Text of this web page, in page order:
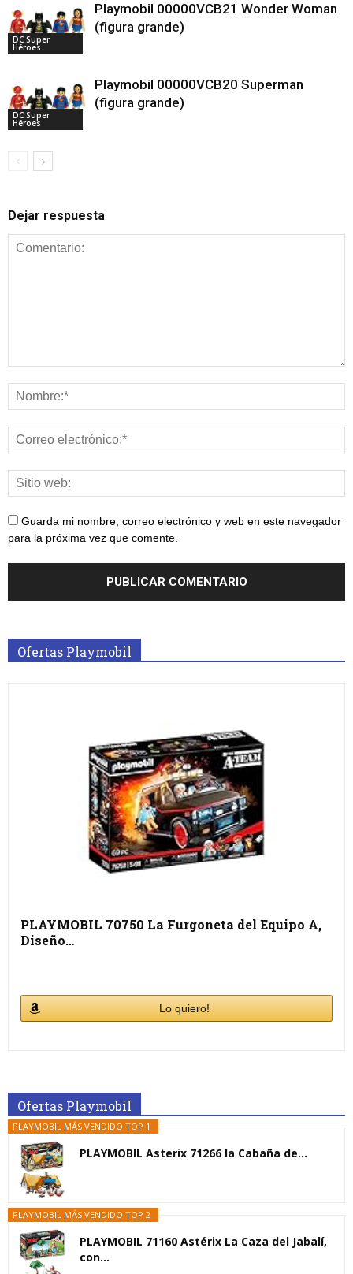
DC Super
Héroes
Playmobil 00000VCB21 Wonder Woman
(figura grande)
DC Super
Héroes
Playmobil 00000VCB20 Superman
(figura grande)
Dejar respuesta
Guarda mi nombre, correo electrónico y web en este navegador
para la próxima vez que comente.
Ofertas Playmobil
PLAYMOBIL 70750 La Furgoneta del Equipo A,
Diseño…
Lo quiero!
Ofertas Playmobil
PLAYMOBIL MÁS VENDIDO TOP 1
PLAYMOBIL Asterix 71266 la Cabaña de...
PLAYMOBIL MÁS VENDIDO TOP 2
PLAYMOBIL 71160 Astérix La Caza del Jabalí,
con...